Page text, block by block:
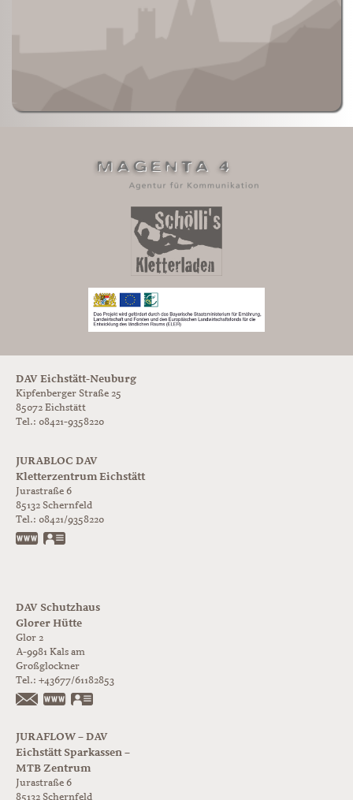
DAV Eichstätt-Neuburg
Kipfenberger Straße 25
85072 Eichstätt
Tel.: 08421-9358220
JURABLOC DAV
Kletterzentrum Eichstätt
Jurastraße 6
85132 Schernfeld
Tel.: 08421/9358220
www.jurabloc.de
DAV Schutzhaus
Glorer Hütte
Glor 2
A-9981 Kals am
Großglockner
Tel.: +43677/61182853
https://www.glorer-huette.at/
JURAFLOW – DAV
Eichstätt Sparkassen –
MTB Zentrum
Jurastraße 6
85132 Schernfeld